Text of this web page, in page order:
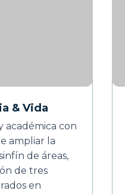
& Vida
académica con
ampliar la
de áreas,
de tres
en